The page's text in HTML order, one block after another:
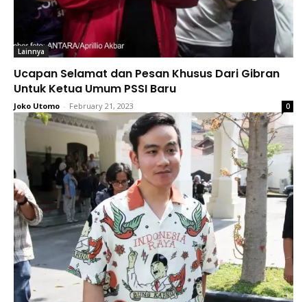
Lainnya
Ucapan Selamat dan Pesan Khusus Dari Gibran
Untuk Ketua Umum PSSI Baru
Joko Utomo - February 21, 2023 0